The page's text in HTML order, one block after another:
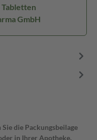
GmbH
die Packungsbeilage
in Ihrer Apotheke.